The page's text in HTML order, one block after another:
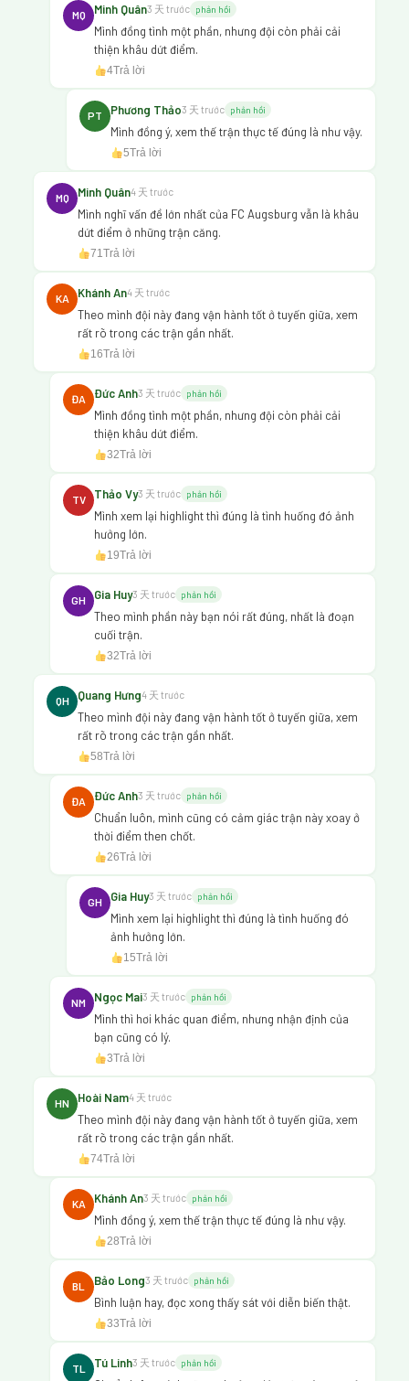
MQ Minh Quân3 天 trước phản hồi
Mình đồng tình một phần, nhưng đội còn phải cải
thiện khâu dứt điểm.
4Trả lời
PT Phương Thảo3 天 trước phản hồi
Mình đồng ý, xem thế trận thực tế đúng là như vậy.
5Trả lời
MQ Minh Quân4 天 trước
Mình nghĩ vấn đề lớn nhất của FC Augsburg vẫn là khâu
dứt điểm ở những trận căng.
71 Trả lời
KA Khánh An4 天 trước
Theo mình đội này đang vận hành tốt ở tuyến giữa, xem
rất rõ trong các trận gần nhất.
16Trả lời
ĐA Đức Anh3 天 trước phản hồi
Mình đồng tình một phần, nhưng đội còn phải cải
thiện khâu dứt điểm.
32Trả lời
TV Thảo Vy3 天 trước phản hồi
Mình xem lại highlight thì đúng là tình huống đó ảnh
hưởng lớn.
19Trả lời
GH Gia Huy3 天 trước phản hồi
Theo mình phần này bạn nói rất đúng, nhất là đoạn
cuối trận.
32Trả lời
QH Quang Hưng4 天 trước
Theo mình đội này đang vận hành tốt ở tuyến giữa, xem
rất rõ trong các trận gần nhất.
58Trả lời
ĐA Đức Anh3 天 trước phản hồi
Chuẩn luôn, mình cũng có cảm giác trận này xoay ở
thời điểm then chốt.
26Trả lời
GH Gia Huy3 天 trước phản hồi
Mình xem lại highlight thì đúng là tình huống đó
ảnh hưởng lớn.
15Trả lời
NM Ngọc Mai3 天 trước phản hồi
Mình thì hơi khác quan điểm, nhưng nhận định của
bạn cũng có lý.
3Trả lời
HN Hoài Nam4 天 trước
Theo mình đội này đang vận hành tốt ở tuyến giữa, xem
rất rõ trong các trận gần nhất.
74Trả lời
KA Khánh An3 天 trước phản hồi
Mình đồng ý, xem thế trận thực tế đúng là như vậy.
28Trả lời
BL Bảo Long3 天 trước phản hồi
Bình luận hay, đọc xong thấy sát với diễn biến thật.
33Trả lời
TL Tú Linh3 天 trước phản hồi